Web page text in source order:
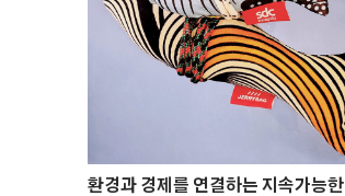
환경과 경제를 연결하는 지속가능한